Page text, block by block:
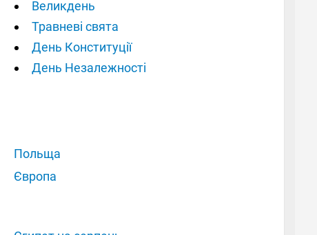
Великдень
Травневі свята
День Конституції
День Незалежності
Польща
Європа